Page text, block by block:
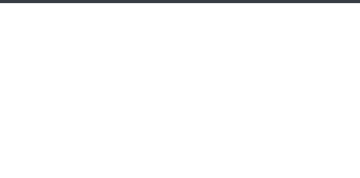
8 (8482) 79-06-30